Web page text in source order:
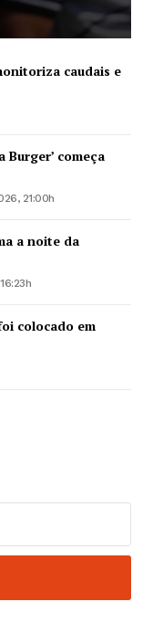
caudais e
Burger’ começa
21:00h
a noite da
colocado em